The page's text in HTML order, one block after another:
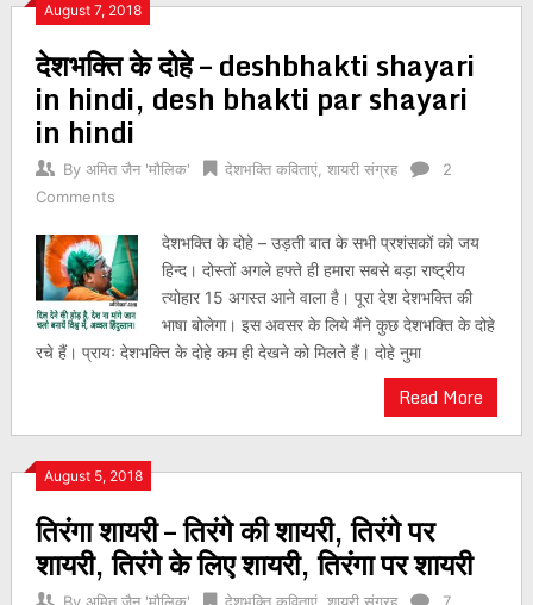
August 7, 2018
देशभक्ति के दोहे – deshbhakti shayari
in hindi, desh bhakti par shayari
in hindi
By अमित जैन 'मौलिक' देशभक्ति कविताएं, शायरी संग्रह
2
Comments
देशभक्ति के दोहे – उड़ती बात के सभी प्रशंसकों को जय
हिन्द। दोस्तों अगले हफ्ते ही हमारा सबसे बड़ा राष्ट्रीय
त्योहार 15 अगस्त आने वाला है। पूरा देश देशभक्ति की
भाषा बोलेगा। इस अवसर के लिये मैंने कुछ देशभक्ति के दोहे
रचे हैं। प्रायः देशभक्ति के दोहे कम ही देखने को मिलते हैं। दोहे नुमा
Read More
August 5, 2018
तिरंगा शायरी – तिरंगे की शायरी, तिरंगे पर
शायरी, तिरंगे के लिए शायरी, तिरंगा पर शायरी
Posts
navigation